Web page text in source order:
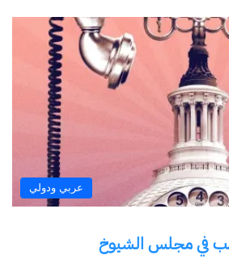
عربي ودولي
في مجلس الشيوخ